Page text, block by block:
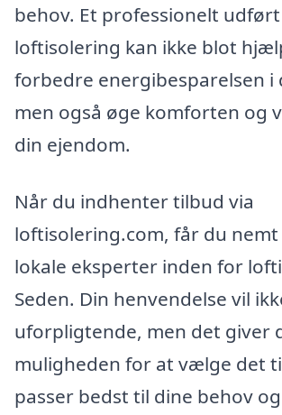
behov. Et professionelt udført
loftisolering kan ikke blot
forbedre energibesparelsen i
men også øge komforten og
din ejendom.
Når du indhenter tilbud via
loftisolering.com, får du
lokale eksperter inden for
Seden. Din henvendelse vil
uforpligtende, men det giver
muligheden for at vælge det
passer bedst til dine behov og